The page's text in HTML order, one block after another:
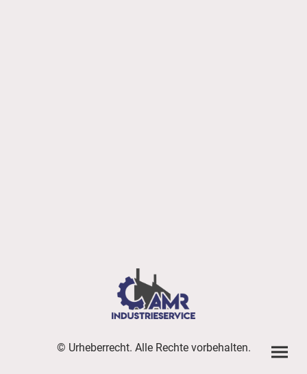
© Urheberrecht. Alle Rechte vorbehalten.